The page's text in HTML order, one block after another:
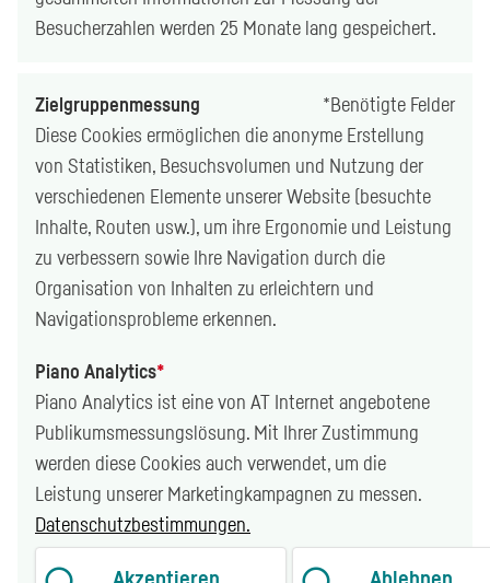
Besucherzahlen werden 25 Monate lang gespeichert.
*Benötigte Felder
Zielgruppenmessung
Diese Cookies ermöglichen die anonyme Erstellung
von Statistiken, Besuchsvolumen und Nutzung der
verschiedenen Elemente unserer Website (besuchte
Inhalte, Routen usw.), um ihre Ergonomie und Leistung
zu verbessern sowie Ihre Navigation durch die
Organisation von Inhalten zu erleichtern und
Navigationsprobleme erkennen.
Piano Analytics*
Piano Analytics ist eine von AT Internet angebotene
Publikumsmessungslösung. Mit Ihrer Zustimmung
werden diese Cookies auch verwendet, um die
Leistung unserer Marketingkampagnen zu messen.
Datenschutzbestimmungen.